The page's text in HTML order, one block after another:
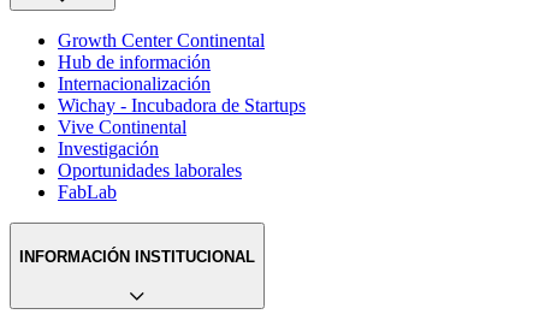
Growth Center Continental
Hub de información
Internacionalización
Wichay - Incubadora de Startups
Vive Continental
Investigación
Oportunidades laborales
FabLab
INFORMACIÓN INSTITUCIONAL